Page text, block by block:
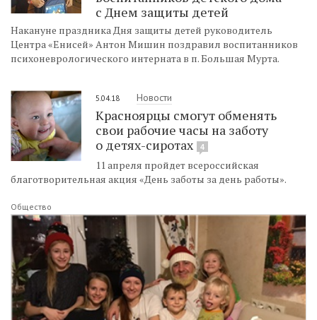
с Днем защиты детей
Накануне праздника Дня защиты детей руководитель
Центра «Енисей» Антон Мишин поздравил воспитанников
психоневрологического интерната в п. Большая Мурта.
5.04.18 Новости
Красноярцы смогут обменять
свои рабочие часы на заботу
о детях-сиротах
4
11 апреля пройдет всероссийская
благотворительная акция «День заботы за день работы».
Общество